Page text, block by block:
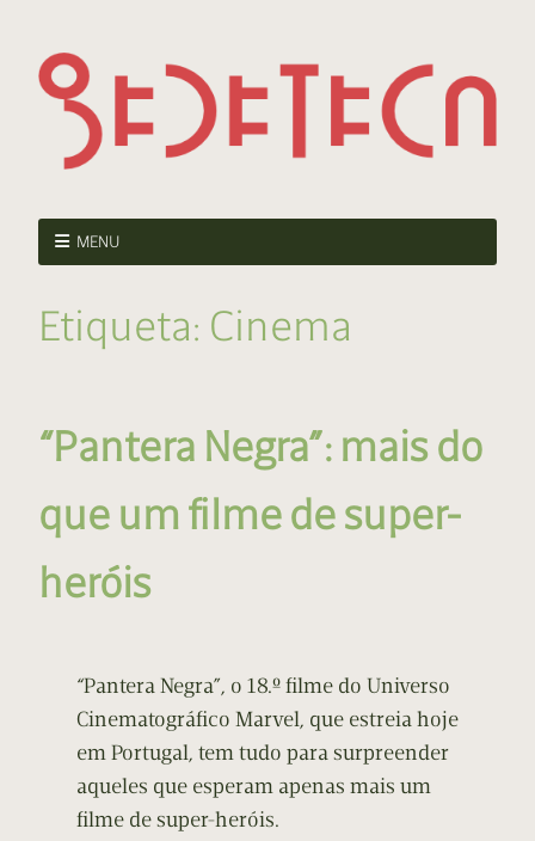
MENU
Etiqueta: Cinema
“Pantera Negra”: mais do
que um filme de super-
heróis
“Pantera Negra”, o 18.º filme do Universo
Cinematográfico Marvel, que estreia hoje
em Portugal, tem tudo para surpreender
aqueles que esperam apenas mais um
filme de super-heróis.